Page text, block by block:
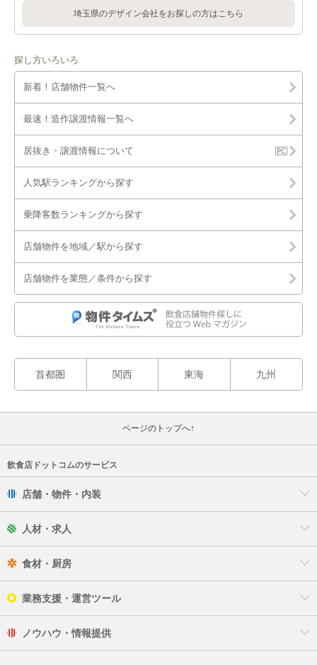
埼玉県のデザイン会社をお探しの方はこちら
探し方いろいろ
新着！店舗物件一覧へ
最速！造作譲渡情報一覧へ
居抜き・譲渡情報について
人気駅ランキングから探す
乗降客数ランキングから探す
店舗物件を地域／駅から探す
店舗物件を業態／条件から探す
首都圏 関西 東海 九州
ページのトップへ↑
飲食店ドットコムのサービス
店舗・物件・内装
人材・求人
食材・厨房
業務支援・運営ツール
ノウハウ・情報提供